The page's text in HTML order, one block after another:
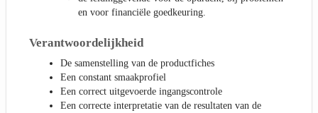
en voor financiële goedkeuring.
Verantwoordelijkheid
De samenstelling van de productfiches
Een constant smaakprofiel
Een correct uitgevoerde ingangscontrole
Een correcte interpretatie van de resultaten van de